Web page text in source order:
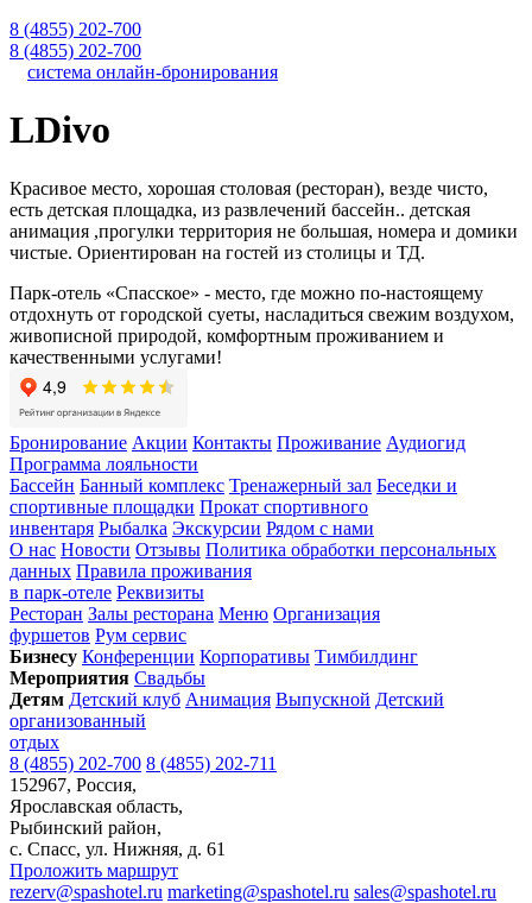
8 (4855) 202-700
8 (4855) 202-700
система онлайн-бронирования
LDivo
Красивое место, хорошая столовая (ресторан), везде чисто,
есть детская площадка, из развлечений бассейн.. детская
анимация ,прогулки территория не большая, номера и домики
чистые. Ориентирован на гостей из столицы и ТД.
Парк-отель «Спасское» - место, где можно по-настоящему
отдохнуть от городской суеты, насладиться свежим воздухом,
живописной природой, комфортным проживанием и
качественными услугами!
Бронирование Акции Контакты Проживание Аудиогид
Программа лояльности
Бассейн Банный комплекс Тренажерный зал Беседки и
спортивные площадки Прокат спортивного
инвентаря Рыбалка Экскурсии Рядом с нами
О нас Новости Отзывы Политика обработки персональных
данных Правила проживания
в парк-отеле Реквизиты
Ресторан Залы ресторана Меню Организация
фуршетов Рум сервис
Бизнесу Конференции Корпоративы Тимбилдинг
Мероприятия Свадьбы
Детям Детский клуб Анимация Выпускной Детский
организованный
отдых
8 (4855) 202-700 8 (4855) 202-711
152967, Россия,
Ярославская область,
Рыбинский район,
с. Спаcс, ул. Нижняя, д. 61
Проложить маршрут
rezerv@spashotel.ru marketing@spashotel.ru sales@spashotel.ru